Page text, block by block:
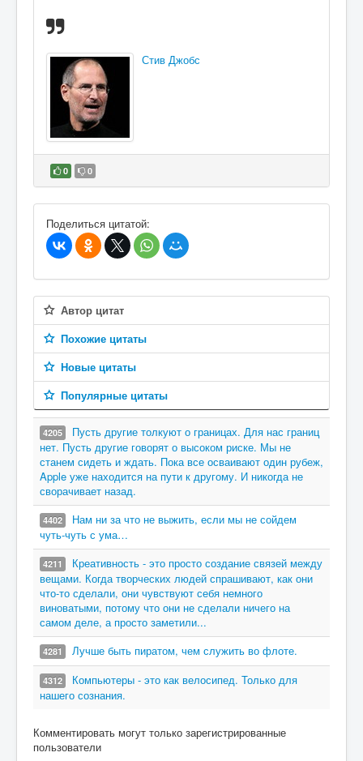
Стив Джобс
0 0
В избранное
Поделиться цитатой:
Автор цитат
Похожие цитаты
Новые цитаты
Популярные цитаты
4205
Пусть другие толкуют о границах. Для нас границ
нет. Пусть другие говорят о высоком риске. Мы не
станем сидеть и ждать. Пока все осваивают один рубеж,
Apple уже находится на пути к другому. И никогда не
сворачивает назад.
4402
Нам ни за что не выжить, если мы не сойдем
чуть-чуть с ума…
4211
Креативность - это просто создание связей между
вещами. Когда творческих людей спрашивают, как они
что-то сделали, они чувствуют себя немного
виноватыми, потому что они не сделали ничего на
самом деле, а просто заметили...
4281 Лучше быть пиратом, чем служить во флоте.
4312
Компьютеры - это как велосипед. Только для
нашего сознания.
Комментировать могут только зарегистрированные
пользователи